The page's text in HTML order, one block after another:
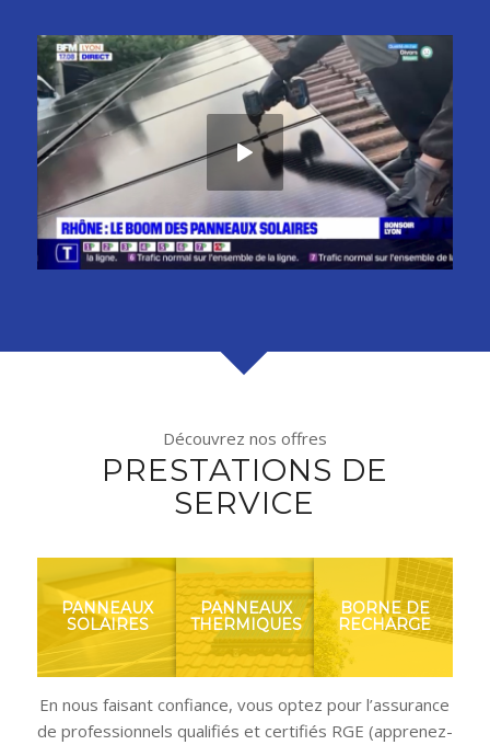
Découvrez nos offres
PRESTATIONS DE
SERVICE
PANNEAUX
SOLAIRES
PANNEAUX
THERMIQUES
BORNE DE
RECHARGE
En nous faisant confiance, vous optez pour l’assurance
de professionnels qualifiés et certifiés RGE (apprenez-